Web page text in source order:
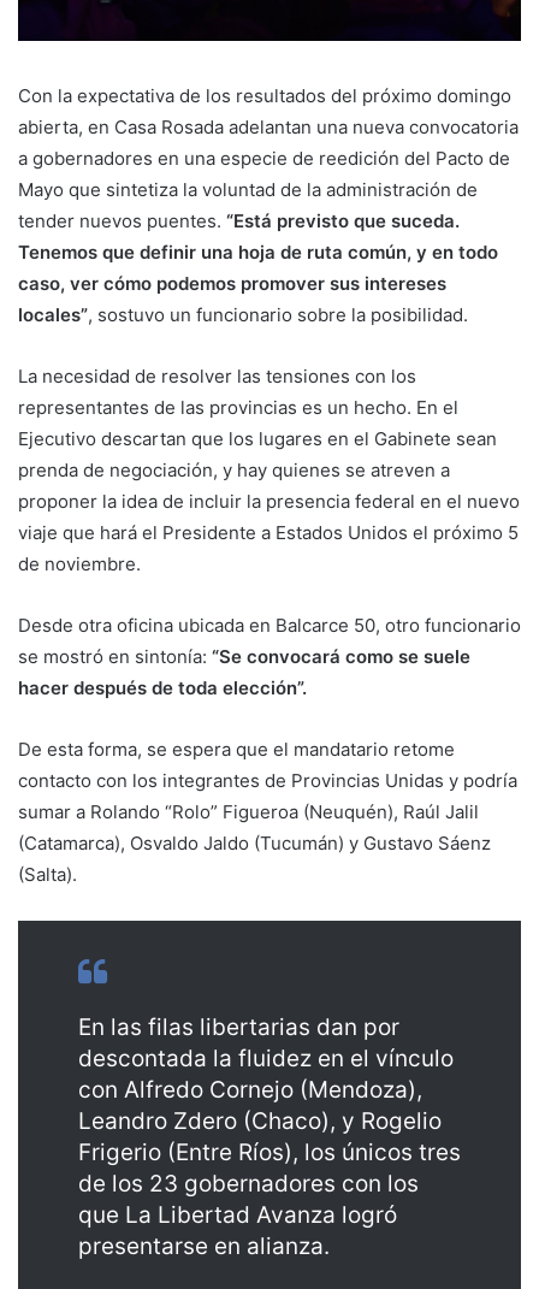
Con la expectativa de los resultados del próximo domingo
abierta, en Casa Rosada adelantan una nueva convocatoria
a gobernadores en una especie de reedición del Pacto de
Mayo que sintetiza la voluntad de la administración de
tender nuevos puentes. “Está previsto que suceda.
Tenemos que definir una hoja de ruta común, y en todo
caso, ver cómo podemos promover sus intereses
locales”, sostuvo un funcionario sobre la posibilidad.
La necesidad de resolver las tensiones con los
representantes de las provincias es un hecho. En el
Ejecutivo descartan que los lugares en el Gabinete sean
prenda de negociación, y hay quienes se atreven a
proponer la idea de incluir la presencia federal en el nuevo
viaje que hará el Presidente a Estados Unidos el próximo 5
de noviembre.
Desde otra oficina ubicada en Balcarce 50, otro funcionario
se mostró en sintonía: “Se convocará como se suele
hacer después de toda elección”.
De esta forma, se espera que el mandatario retome
contacto con los integrantes de Provincias Unidas y podría
sumar a Rolando “Rolo” Figueroa (Neuquén), Raúl Jalil
(Catamarca), Osvaldo Jaldo (Tucumán) y Gustavo Sáenz
(Salta).
En las filas libertarias dan por
descontada la fluidez en el vínculo
con Alfredo Cornejo (Mendoza),
Leandro Zdero (Chaco), y Rogelio
Frigerio (Entre Ríos), los únicos tres
de los 23 gobernadores con los
que La Libertad Avanza logró
presentarse en alianza.